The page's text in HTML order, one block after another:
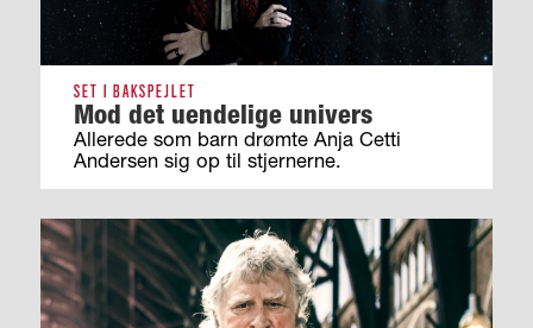
SET I BAKSPEJLET
Mod det uendelige univers
Allerede som barn drømte Anja Cetti
Andersen sig op til stjernerne.